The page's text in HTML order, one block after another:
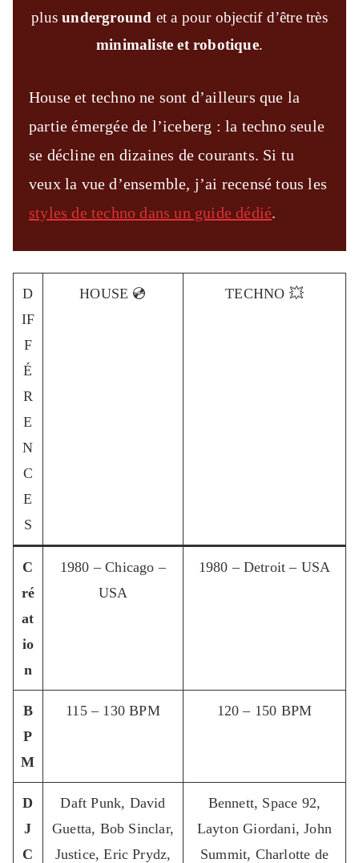
plusunderground et a pour objectif d’être très
minimaliste et robotique.
House et techno ne sont d’ailleurs que la
partie émergée de l’iceberg : la techno seule
se décline en dizaines de courants. Si tu
veux la vue d’ensemble, j’ai recensé tous les
styles de techno dans un guide dédié.
D
IF
F
É
R
E
N
C
E
S
HOUSE 💿 TECHNO 💥
C
ré
at
io
n
1980 – Chicago –
USA
1980 – Detroit – USA
B
P
M
115 – 130 BPM 120 – 150 BPM
D
J
C
Daft Punk, David
Guetta, Bob Sinclar,
Justice, Eric Prydz,
Bennett, Space 92,
Layton Giordani, John
Summit, Charlotte de